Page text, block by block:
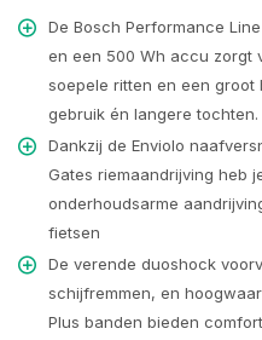
De Bosch Performance
en een 500 Wh accu zorgt
soepele ritten en een groot
gebruik én langere tochten.
Dankzij de Enviolo
Gates riemaandrijving heb
onderhoudsarme
fietsen
De verende duoshock
schijfremmen, en
Plus banden bieden